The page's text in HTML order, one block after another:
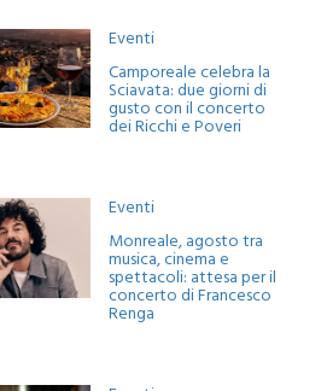
Eventi
Camporeale celebra la
Sciavata: due giorni di
gusto con il concerto
dei Ricchi e Poveri
Eventi
Monreale, agosto tra
musica, cinema e
spettacoli: attesa per il
concerto di Francesco
Renga